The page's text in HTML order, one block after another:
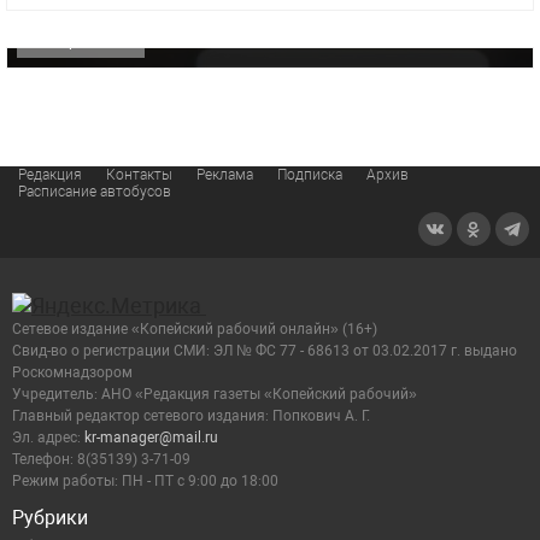
Редакция Контакты Реклама Подписка
Архив
Расписание автобусов
Рубрики
Сетевое издание «Копейский рабочий онлайн» (16+)
Cвид-во о регистрации СМИ: ЭЛ № ФС 77 - 68613 от 03.02.2017 г. выдано
Роскомнадзором
Учредитель: АНО «Редакция газеты «Копейский рабочий»
Главный редактор сетевого издания: Попкович А. Г.
Эл. адрес: kr-manager@mail.ru
Телефон: 8(35139) 3-71-09
Режим работы: ПН - ПТ с 9:00 до 18:00